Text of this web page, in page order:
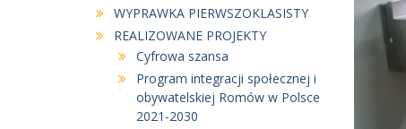
WYPRAWKA PIERWSZOKLASISTY
REALIZOWANE PROJEKTY
Cyfrowa szansa
Program integracji społecznej i
obywatelskiej Romów w Polsce
2021-2030